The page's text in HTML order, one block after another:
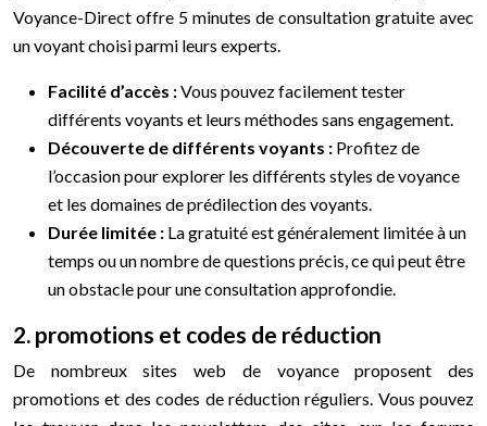
Voyance-Direct offre 5 minutes de consultation gratuite avec
un voyant choisi parmi leurs experts.
Facilité d’accès :Vous pouvez facilement tester
différents voyants et leurs méthodes sans engagement.
Découverte de différents voyants : Profitez de
l’occasion pour explorer les différents styles de voyance
et les domaines de prédilection des voyants.
Durée limitée : La gratuité est généralement limitée à un
temps ou un nombre de questions précis, ce qui peut être
un obstacle pour une consultation approfondie.
2. promotions et codes de réduction
De nombreux sites web de voyance proposent des
promotions et des codes de réduction réguliers. Vous pouvez